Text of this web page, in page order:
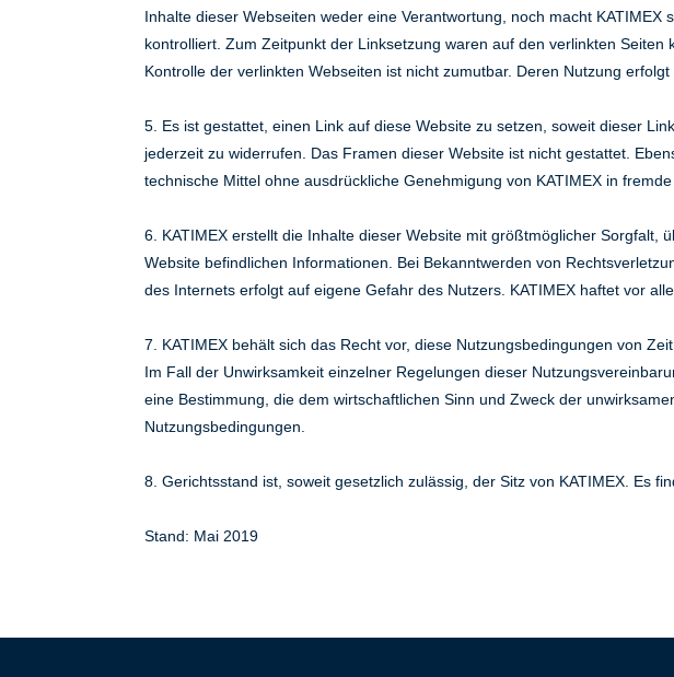
Inhalte dieser Webseiten weder eine Verantwortung, noch macht
kontrolliert. Zum Zeitpunkt der Linksetzung waren auf den verlinkten
Kontrolle der verlinkten Webseiten ist nicht zumutbar. Deren Nutzung
5. Es ist gestattet, einen Link auf diese Website zu setzen, soweit dieser
jederzeit zu widerrufen. Das Framen dieser Website ist nicht gestattet.
technische Mittel ohne ausdrückliche Genehmigung von KATIMEX in
6. KATIMEX erstellt die Inhalte dieser Website mit größtmöglicher Sorgfalt,
Website befindlichen Informationen. Bei Bekanntwerden von
des Internets erfolgt auf eigene Gefahr des Nutzers. KATIMEX haftet vor
7. KATIMEX behält sich das Recht vor, diese Nutzungsbedingungen von
Im Fall der Unwirksamkeit einzelner Regelungen dieser
eine Bestimmung, die dem wirtschaftlichen Sinn und Zweck der
Nutzungsbedingungen.
8. Gerichtsstand ist, soweit gesetzlich zulässig, der Sitz von KATIMEX. Es
Stand: Mai 2019